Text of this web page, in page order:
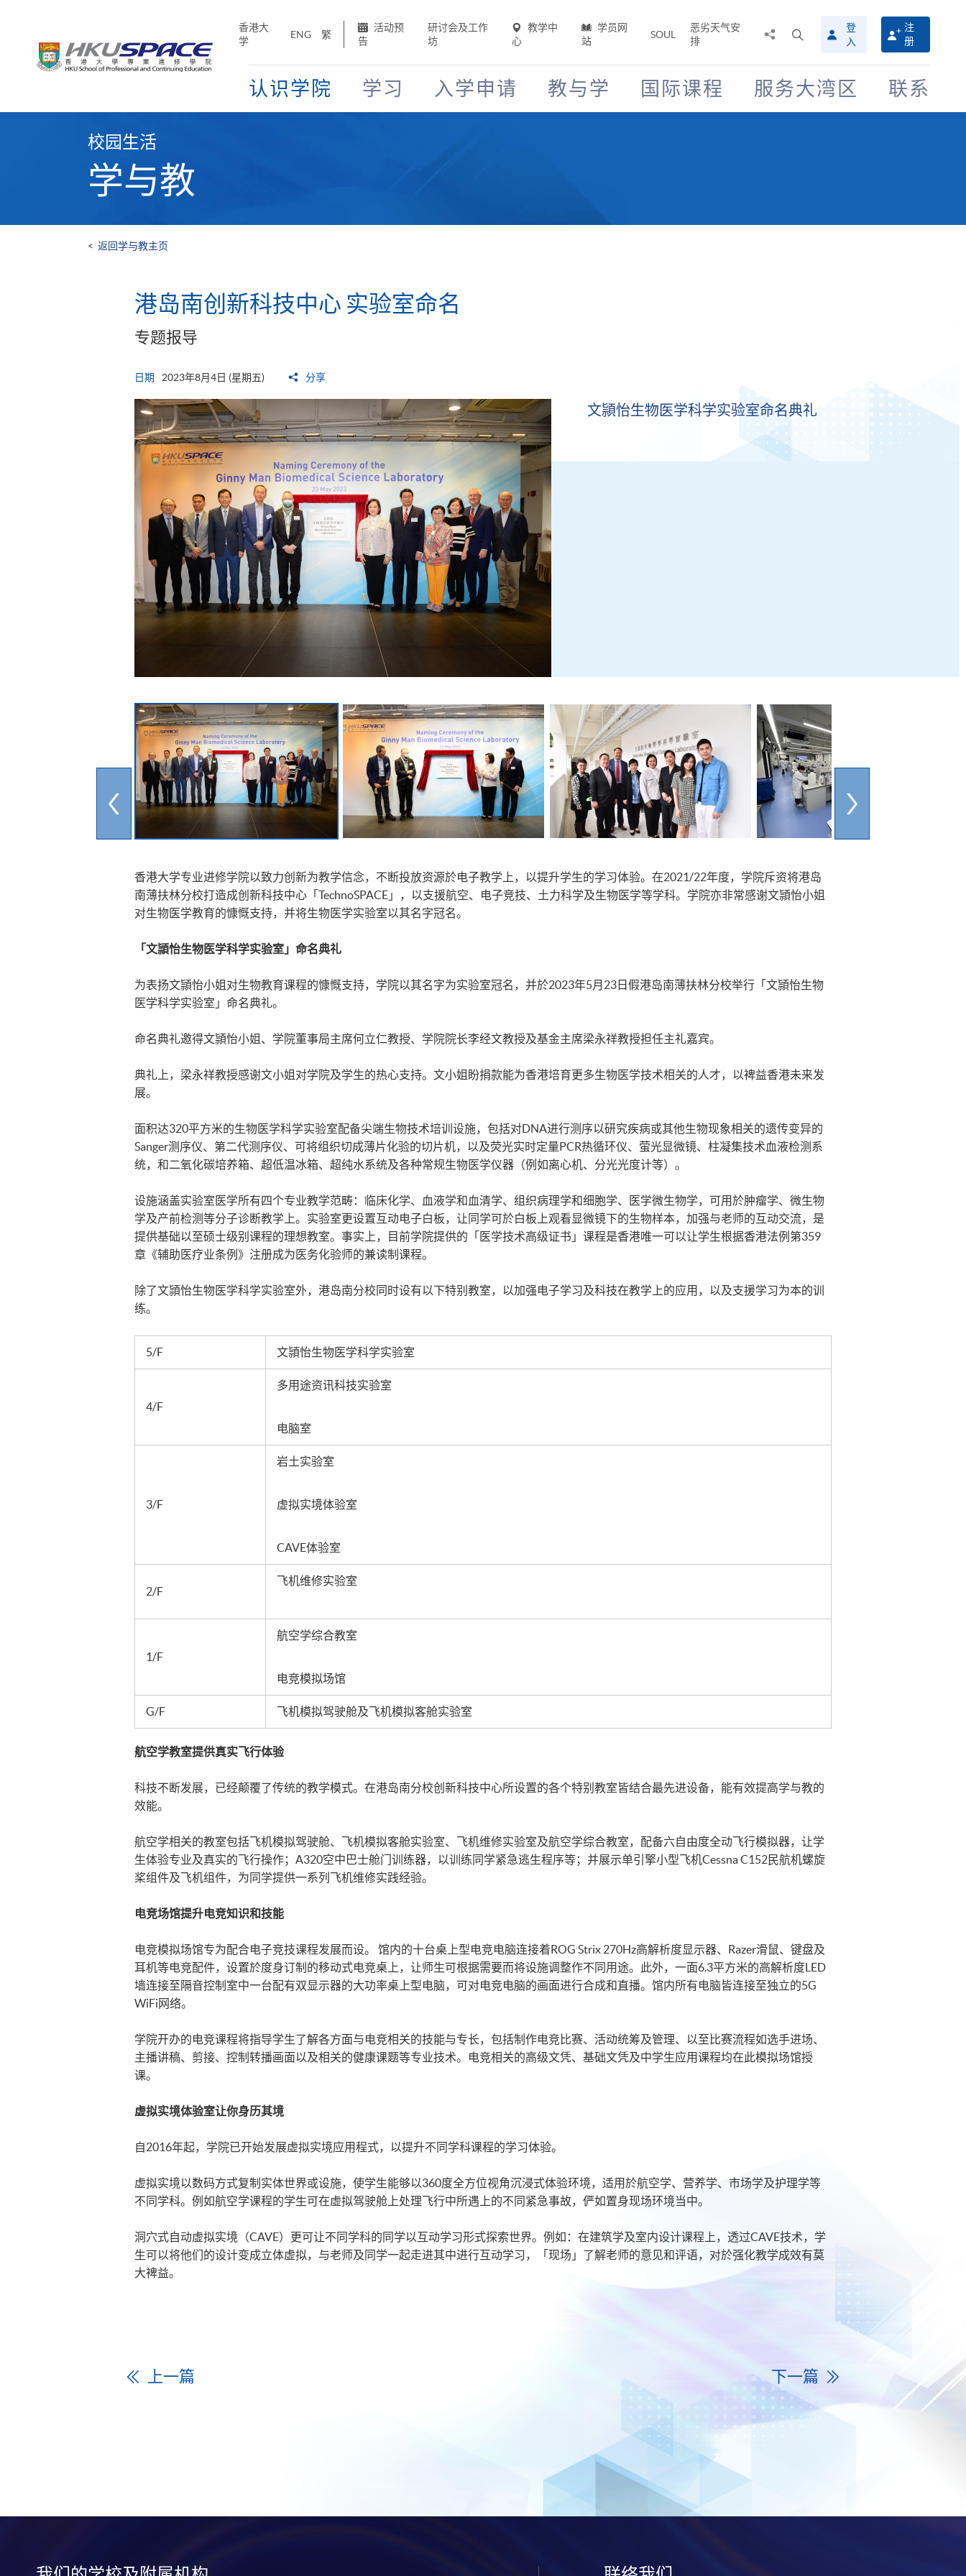
香港大
学
ENG 繁
活动预
告
研讨会及工作
坊
教学中
心
学员网
站
SOUL
恶劣天气安
排
搜
寻
介
面
登
入
注
册
认识学院 学习 入学申请 教与学 国际课程 服务大湾区 联系
校园生活
学与教
< 返回学与教主页
港岛南创新科技中心 实验室命名
专题报导
日期 2023年8月4日 (星期五) 分享
文頴怡生物医学科学实验室命名典礼
香港大学专业进修学院以致力创新为教学信念，不断投放资源於电子教学上，以提升学生的学习体验。在2021/22年度，学院斥资将港岛
南薄扶林分校打造成创新科技中心「TechnoSPACE」，以支援航空、电子竞技、土力科学及生物医学等学科。学院亦非常感谢文頴怡小姐
对生物医学教育的慷慨支持，并将生物医学实验室以其名字冠名。
「文頴怡生物医学科学实验室」命名典礼
为表扬文頴怡小姐对生物教育课程的慷慨支持，学院以其名字为实验室冠名，并於2023年5月23日假港岛南薄扶林分校举行「文頴怡生物
医学科学实验室」命名典礼。
命名典礼邀得文頴怡小姐、学院董事局主席何立仁教授、学院院长李经文教授及基金主席梁永祥教授担任主礼嘉宾。
典礼上，梁永祥教授感谢文小姐对学院及学生的热心支持。文小姐盼捐款能为香港培育更多生物医学技术相关的人才，以裨益香港未来发
展。
面积达320平方米的生物医学科学实验室配备尖端生物技术培训设施，包括对DNA进行测序以研究疾病或其他生物现象相关的遗传变异的
Sanger测序仪、第二代测序仪、可将组织切成薄片化验的切片机，以及荧光实时定量PCR热循环仪、萤光显微镜、柱凝集技术血液检测系
统，和二氧化碳培养箱、超低温冰箱、超纯水系统及各种常规生物医学仪器（例如离心机、分光光度计等）。
设施涵盖实验室医学所有四个专业教学范畴：临床化学、血液学和血清学、组织病理学和细胞学、医学微生物学，可用於肿瘤学、微生物
学及产前检测等分子诊断教学上。实验室更设置互动电子白板，让同学可於白板上观看显微镜下的生物样本，加强与老师的互动交流，是
提供基础以至硕士级别课程的理想教室。事实上，目前学院提供的「医学技术高级证书」课程是香港唯一可以让学生根据香港法例第359
章《辅助医疗业条例》注册成为医务化验师的兼读制课程。
除了文頴怡生物医学科学实验室外，港岛南分校同时设有以下特别教室，以加强电子学习及科技在教学上的应用，以及支援学习为本的训
练。
5/F 文頴怡生物医学科学实验室
4/F
多用途资讯科技实验室
电脑室
3/F
岩土实验室
虚拟实境体验室
CAVE体验室
2/F
飞机维修实验室
1/F
航空学综合教室
电竞模拟场馆
G/F 飞机模拟驾驶舱及飞机模拟客舱实验室
航空学教室提供真实飞行体验
科技不断发展，已经颠覆了传统的教学模式。在港岛南分校创新科技中心所设置的各个特别教室皆结合最先进设备，能有效提高学与教的
效能。
航空学相关的教室包括飞机模拟驾驶舱、飞机模拟客舱实验室、飞机维修实验室及航空学综合教室，配备六自由度全动飞行模拟器，让学
生体验专业及真实的飞行操作；A320空中巴士舱门训练器，以训练同学紧急逃生程序等；并展示单引擎小型飞机Cessna C152民航机螺旋
桨组件及飞机组件，为同学提供一系列飞机维修实践经验。
电竞场馆提升电竞知识和技能
电竞模拟场馆专为配合电子竞技课程发展而设。 馆内的十台桌上型电竞电脑连接着ROG Strix 270Hz高解析度显示器、Razer滑鼠、键盘及
耳机等电竞配件，设置於度身订制的移动式电竞桌上，让师生可根据需要而将设施调整作不同用途。此外，一面6.3平方米的高解析度LED
墙连接至隔音控制室中一台配有双显示器的大功率桌上型电脑，可对电竞电脑的画面进行合成和直播。馆内所有电脑皆连接至独立的5G
WiFi网络。
学院开办的电竞课程将指导学生了解各方面与电竞相关的技能与专长，包括制作电竞比赛、活动统筹及管理、以至比赛流程如选手进场、
主播讲稿、剪接、控制转播画面以及相关的健康课题等专业技术。电竞相关的高级文凭、基础文凭及中学生应用课程均在此模拟场馆授
课。
虚拟实境体验室让你身历其境
自2016年起，学院已开始发展虚拟实境应用程式，以提升不同学科课程的学习体验。
虚拟实境以数码方式复制实体世界或设施，使学生能够以360度全方位视角沉浸式体验环境，适用於航空学、营养学、市场学及护理学等
不同学科。例如航空学课程的学生可在虚拟驾驶舱上处理飞行中所遇上的不同紧急事故，俨如置身现场环境当中。
洞穴式自动虚拟实境（CAVE）更可让不同学科的同学以互动学习形式探索世界。例如：在建筑学及室内设计课程上，透过CAVE技术，学
生可以将他们的设计变成立体虚拟，与老师及同学一起走进其中进行互动学习，「现场」了解老师的意见和评语，对於强化教学成效有莫
大裨益。
上一篇 下一篇